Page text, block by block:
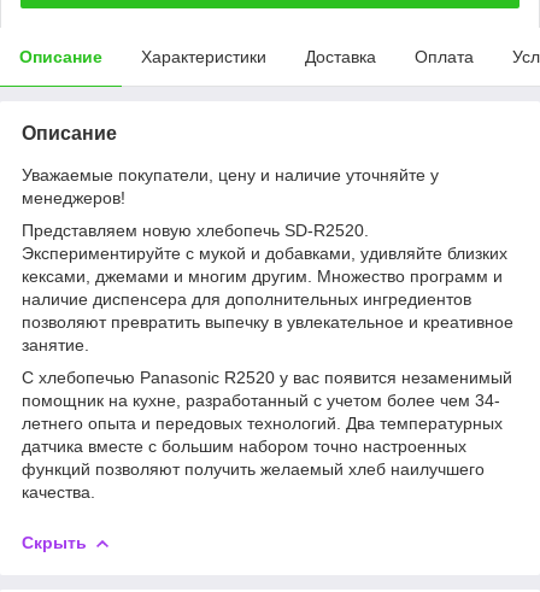
Описание Характеристики Доставка Оплата
Описание
Уважаемые покупатели, цену и наличие уточняйте у
менеджеров!
Представляем новую хлебопечь SD-R2520.
Экспериментируйте с мукой и добавками, удивляйте близких
кексами, джемами и многим другим. Множество программ и
наличие диспенсера для дополнительных ингредиентов
позволяют превратить выпечку в увлекательное и креативное
занятие.
С хлебопечью Panasonic R2520 у вас появится незаменимый
помощник на кухне, разработанный с учетом более чем 34-
летнего опыта и передовых технологий. Два температурных
датчика вместе с большим набором точно настроенных
функций позволяют получить желаемый хлеб наилучшего
качества.
Скрыть